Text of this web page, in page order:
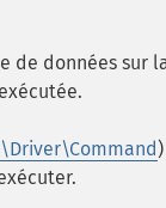
de données sur
)